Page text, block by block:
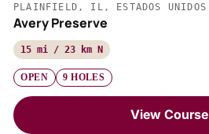
PLAINFIELD, IL, ESTADOS UNIDOS
Avery Preserve
15 mi / 23 km N
OPEN 9 HOLES
View Course